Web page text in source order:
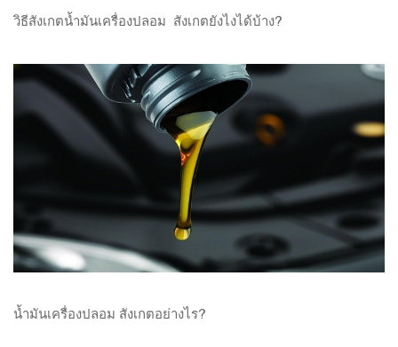
วิธีสังเกตน้ำมันเครื่องปลอม สังเกตยังไงได้บ้าง?
น้ำมันเครื่องปลอม สังเกตอย่างไร?